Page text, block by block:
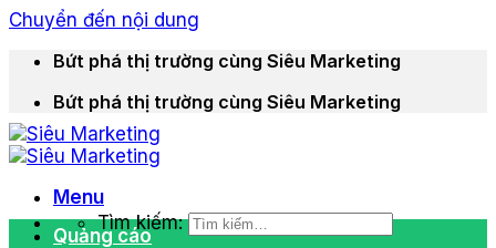
Chuyển đến nội dung
Bứt phá thị trường cùng Siêu Marketing
Bứt phá thị trường cùng Siêu Marketing
Menu
Tìm kiếm:
Quảng cáo